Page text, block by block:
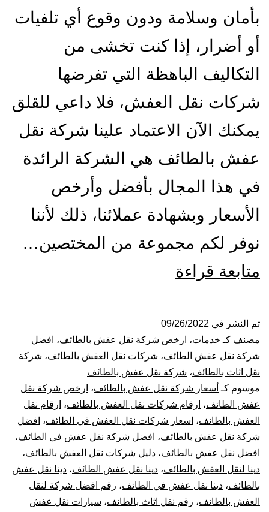
بأمان وسلامة ودون وقوع أي تلفيات
أو أضرار، إذا كنت تخشى من
التكاليف الباهظة التي تفرضها
شركات نقل العفش، فلا داعي للقلق
يمكنك الآن الاعتماد علينا شركة نقل
عفش بالطائف هي الشركة الرائدة
في هذا المجال بأفضل وأرخص
الأسعار وبشهادة عملائنا، ذلك لأننا
نوفر لكم مجموعة من المختصين…
متابعة قراءة
عفش
بالطائف
فك
تركيب
تغليف
ضمان
تم النشر في 09/26/2022
مصنف كـ خدمات، ارخص شركة نقل عفش بالطائف، افضل
شركة نقل عفش الطائف، شركات نقل العفش بالطائف، شركة
نقل اثاث بالطائف، شركة نقل عفش بالطائف
موسوم كـ أسعار شركة نقل عفش بالطائف، ارخص شركة نقل
عفش الطائف، ارقام شركات نقل العفش بالطائف، ارقام نقل
العفش بالطائف، اسعار شركات نقل العفش في الطائف، افضل
شركة نقل عفش بالطائف، افضل شركة نقل عفش في الطائف،
افضل نقل عفش بالطائف، دليل شركات نقل العفش بالطائف،
دينا لنقل العفش بالطائف، دينا نقل عفش الطائف، دينا نقل عفش
بالطائف، دينا نقل عفش في الطائف، رقم افضل شركة لنقل
العفش بالطائف، رقم نقل اثاث بالطائف، سيارات نقل عفش